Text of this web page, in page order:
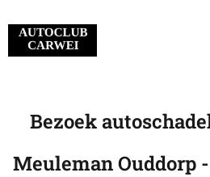
Bezoek
Meuleman Ouddorp